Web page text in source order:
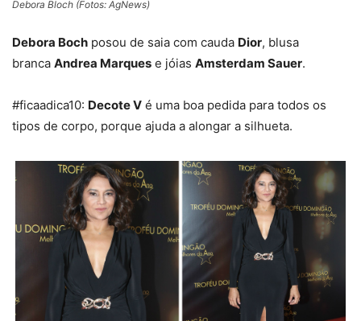
Debora Bloch (Fotos: AgNews)
Debora Boch posou de saia com cauda Dior, blusa
branca Andrea Marques e jóias Amsterdam Sauer.
#ficaadica10: Decote V é uma boa pedida para todos os
tipos de corpo, porque ajuda a alongar a silhueta.